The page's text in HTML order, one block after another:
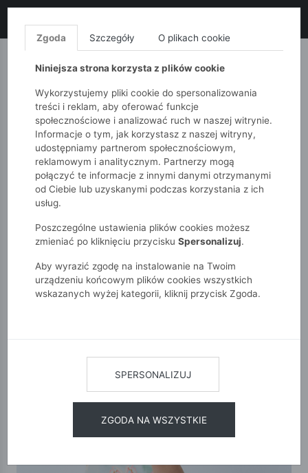
MONNARI QUIOSQUE
51015kids
Dziewczynki 2-7 lat
Krótkie legginsy w kolorowe motyle
Zgoda Szczegóły O plikach cookie
Niniejsza strona korzysta z plików cookie
Wykorzystujemy pliki cookie do spersonalizowania
treści i reklam, aby oferować funkcje
społecznościowe i analizować ruch w naszej witrynie.
Informacje o tym, jak korzystasz z naszej witryny,
udostępniamy partnerom społecznościowym,
reklamowym i analitycznym. Partnerzy mogą
połączyć te informacje z innymi danymi otrzymanymi
od Ciebie lub uzyskanymi podczas korzystania z ich
usług.
Poszczególne ustawienia plików cookies możesz
zmieniać po kliknięciu przycisku Spersonalizuj.
Aby wyrazić zgodę na instalowanie na Twoim
urządzeniu końcowym plików cookies wszystkich
wskazanych wyżej kategorii, kliknij przycisk Zgoda.
SPERSONALIZUJ
ZGODA NA WSZYSTKIE